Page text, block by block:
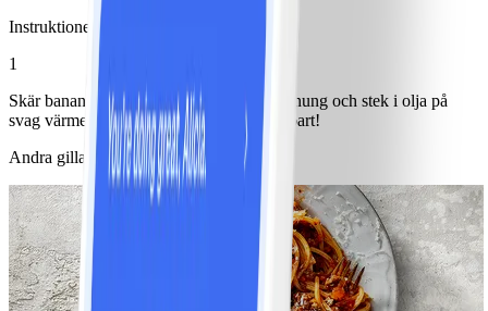
Instruktioner
1
Skär bananen på längden. Ringla över honung och stek i olja på
svag värme. Njut av mellanmålet omedelbart!
Andra gillade också